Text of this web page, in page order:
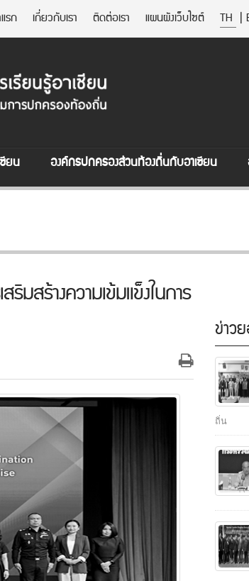
รก เกี่ยวกับเรา ติดต่อเรา แผนผังเว็บไซต์ TH |
ยน องค์กรปกครองส่วนท้องถิ่นกับอาเซียน
ริมสร้างความเข้มแข็งในการ
ข่าว
ถิ่น